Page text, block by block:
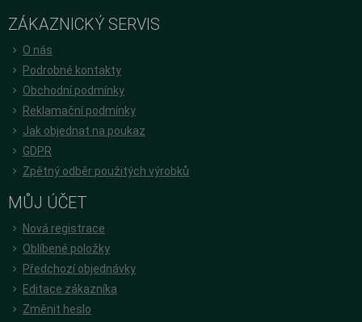
ZÁKAZNICKÝ SERVIS
O nás
Podrobné kontakty
Obchodní podmínky
Reklamační podmínky
Jak objednat na poukaz
GDPR
Zpětný odběr použitých výrobků
MŮJ ÚČET
Nová registrace
Oblíbené položky
Předchozí objednávky
Editace zákazníka
Změnit heslo